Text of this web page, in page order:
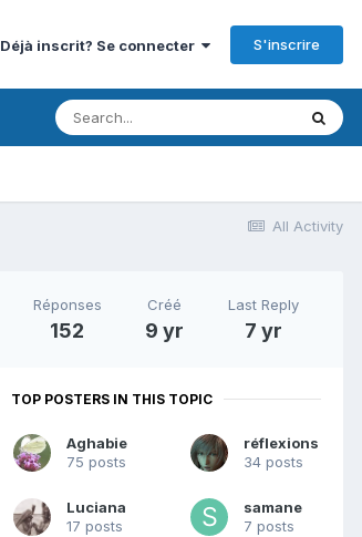
Déjà inscrit? Se connecter S'inscrire
All Activity
Réponses
152
Créé
9 yr
Last Reply
7 yr
TOP POSTERS IN THIS TOPIC
Aghabie
75 posts
réflexions
34 posts
Luciana
17 posts
samane
7 posts